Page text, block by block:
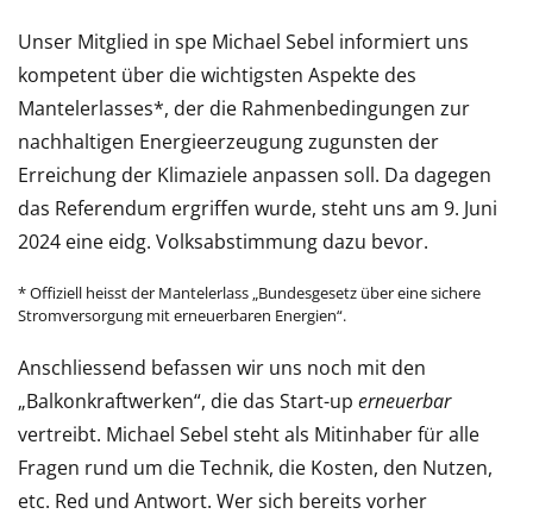
Unser Mitglied in spe Michael Sebel informiert uns
kompetent über die wichtigsten Aspekte des
Mantelerlasses*, der die Rahmenbedingungen zur
nachhaltigen Energieerzeugung zugunsten der
Erreichung der Klimaziele anpassen soll. Da dagegen
das Referendum ergriffen wurde, steht uns am 9. Juni
2024 eine eidg. Volksabstimmung dazu bevor.
* Offiziell heisst der Mantelerlass „Bundesgesetz über eine sichere
Stromversorgung mit erneuerbaren Energien“.
Anschliessend befassen wir uns noch mit den
„Balkonkraftwerken“, die das Start-up erneuerbar
vertreibt. Michael Sebel steht als Mitinhaber für alle
Fragen rund um die Technik, die Kosten, den Nutzen,
etc. Red und Antwort. Wer sich bereits vorher